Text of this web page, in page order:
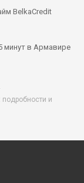
BelkaCredit
минут в Армавире
и